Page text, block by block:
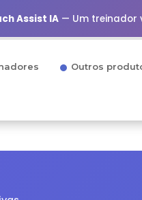
Assist IA — Um treinador
Outros